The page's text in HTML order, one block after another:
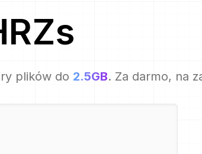
s
plików do 2.5GB. Za darmo, na